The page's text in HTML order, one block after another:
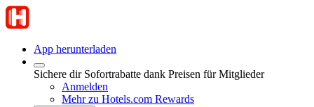
App herunterladen
Sichere dir Sofortrabatte dank Preisen für Mitglieder
Anmelden
Mehr zu Hotels.com Rewards